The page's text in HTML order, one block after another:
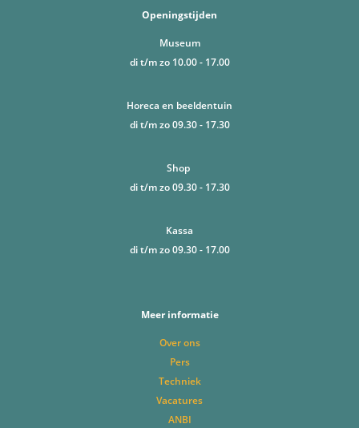
Openingstijden
Museum
di t/m zo 10.00 - 17.00
Horeca en beeldentuin
di t/m zo 09.30 - 17.30
Shop
di t/m zo 09.30 - 17.30
Kassa
di t/m zo 09.30 - 17.00
Meer informatie
Over ons
Pers
Techniek
Vacatures
ANBI